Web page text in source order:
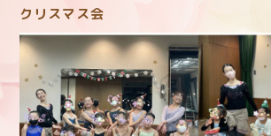
クリスマス会